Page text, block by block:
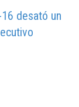
desató un